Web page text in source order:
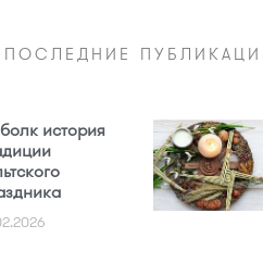
ПОСЛЕДНИЕ
история